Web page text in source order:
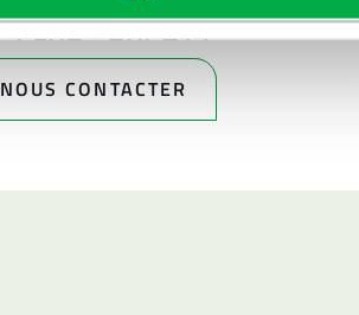
NOUS CONTACTER